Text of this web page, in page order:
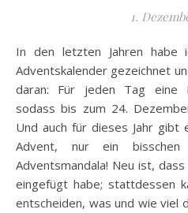
1.
In den letzten Jahren habe ich bereits einige Ausmal-
Adventskalender gezeichnet
daran: Für jeden Tag eine
sodass bis zum 24.
Und auch für dieses Jahr gibt
Advent, nur ein
Adventsmandala! Neu ist,
eingefügt habe; stattdessen
entscheiden, was und wie viel